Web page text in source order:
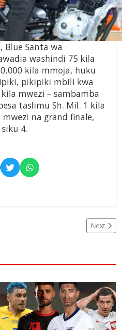
Santa wa
washindi 75 kila
kila mmoja, huku
pikipiki mbili kwa
mwezi – sambamba
taslimu Sh. Mil. 1 kila
na grand finale,
4.
Next